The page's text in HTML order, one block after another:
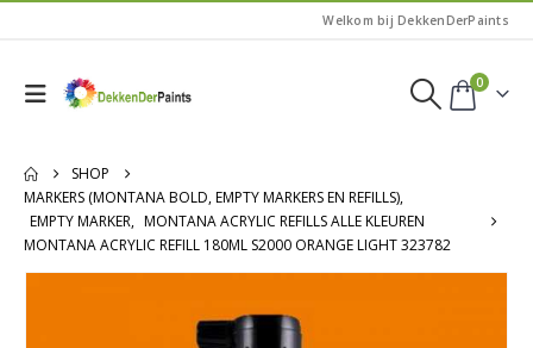
Welkom bij DekkenDerPaints
0
SHOP
MARKERS (MONTANA BOLD, EMPTY MARKERS EN REFILLS),
EMPTY MARKER, MONTANA ACRYLIC REFILLS ALLE KLEUREN
MONTANA ACRYLIC REFILL 180ML S2000 ORANGE LIGHT 323782